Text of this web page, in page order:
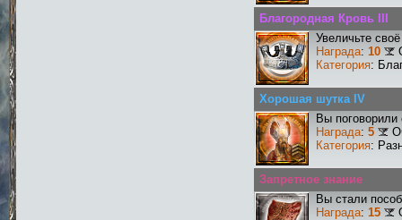
Благородная Кровь III
Увеличьте
Награда: 10
Категория:
Хорошая шутка IV
Вы
Награда: 5
Категория:
Запретное знание
Вы стали
Награда: 15